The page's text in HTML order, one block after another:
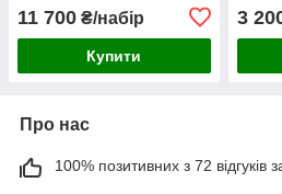
11 700 ₴/набір
Купити
3
Про нас
100% позитивних з 72 відгуків